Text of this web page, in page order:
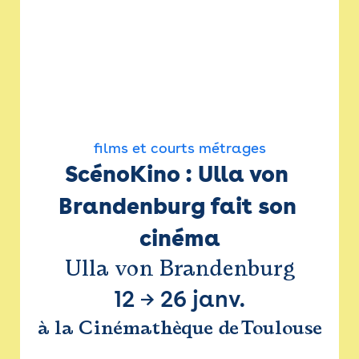
films et courts métrages
ScénoKino : Ulla von
Brandenburg fait son
cinéma
Ulla von Brandenburg
12 → 26 janv.
à la Cinémathèque de Toulouse